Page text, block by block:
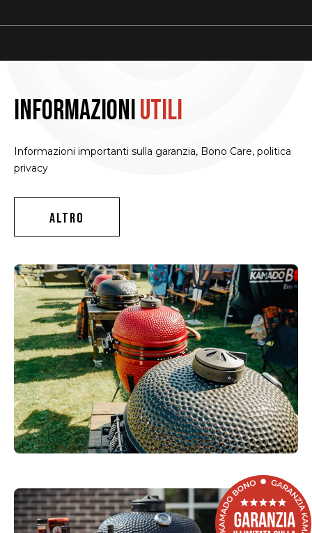
Informazioniutili
Informazioni importanti sulla garanzia, Bono Care, politica
privacy
ALTRO